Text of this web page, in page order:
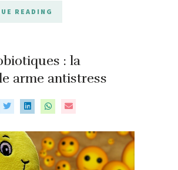
READING
: la
arme antistress